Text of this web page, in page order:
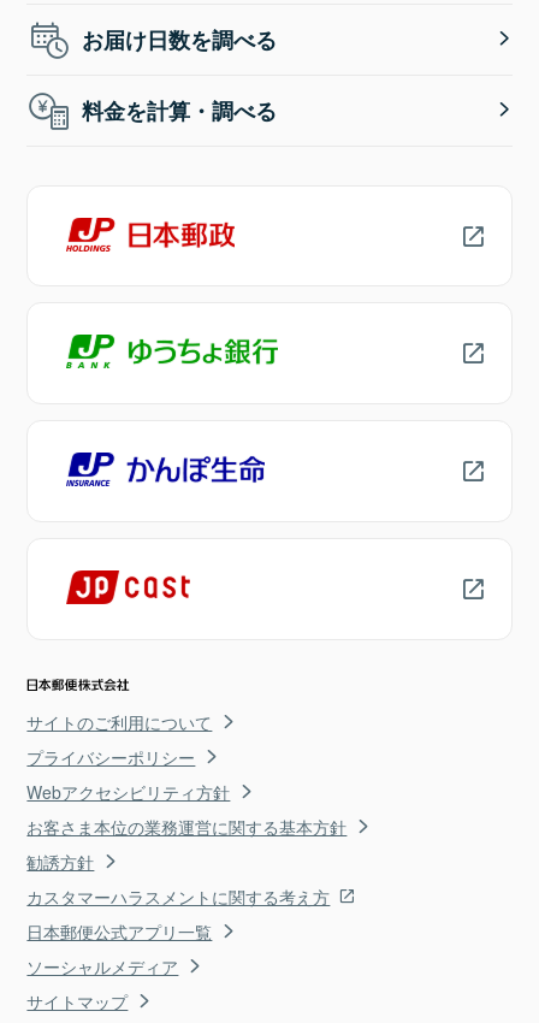
お届け日数を調べる
料金を計算・調べる
サイトのご利用について
プライバシーポリシー
Webアクセシビリティ方針
お客さま本位の業務運営に関する基本方針
勧誘方針
カスタマーハラスメントに関する考え方
日本郵便公式アプリ一覧
ソーシャルメディア
サイトマップ